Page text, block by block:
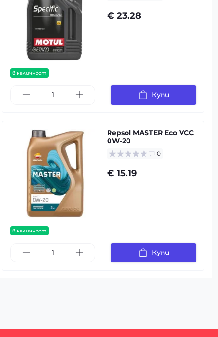
в наличност
€ 23.28
Купи
в наличност
Repsol MASTER Eco VCC
0W-20
0
€ 15.19
Купи